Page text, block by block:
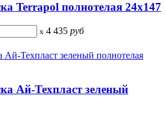
Terrapol полнотелая 24х147
x 4 435 руб
Ай-Техпласт зеленый